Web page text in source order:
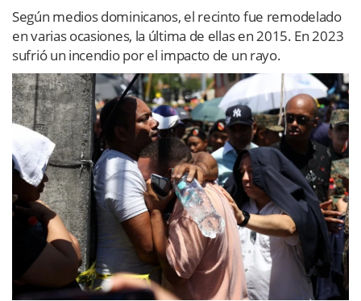
Según medios dominicanos, el recinto fue remodelado
en varias ocasiones, la última de ellas en 2015. En 2023
sufrió un incendio por el impacto de un rayo.